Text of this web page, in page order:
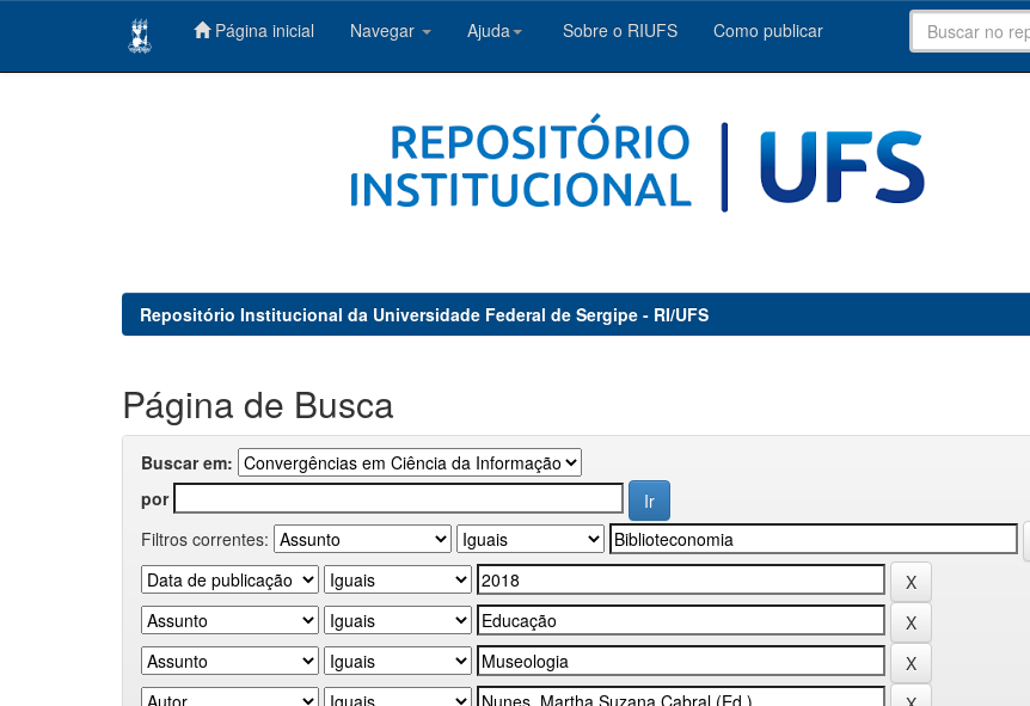
Página inicial Navegar Ajuda Sobre o RIUFS Como publicar
Repositório Institucional da Universidade Federal de Sergipe - RI/UFS
Página de Busca
Buscar em:
por
Filtros correntes: